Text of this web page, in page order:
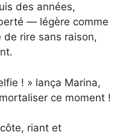
des années,
— légère comme
de rire sans raison,
! » lança Marina,
ce moment !
riant et